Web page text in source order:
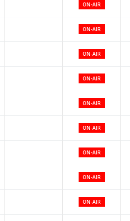
ON-AIR
ON-AIR
ON-AIR
ON-AIR
ON-AIR
ON-AIR
ON-AIR
ON-AIR
ON-AIR